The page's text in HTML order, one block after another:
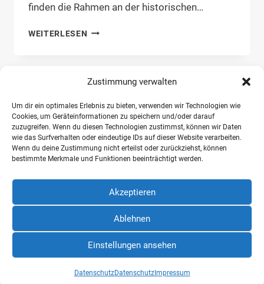
Zustimmung verwalten
Um dir ein optimales Erlebnis zu bieten, verwenden wir Technologien wie
Cookies, um Geräteinformationen zu speichern und/oder darauf
zuzugreifen. Wenn du diesen Technologien zustimmst, können wir Daten
wie das Surfverhalten oder eindeutige IDs auf dieser Website verarbeiten.
Wenn du deine Zustimmung nicht erteilst oder zurückziehst, können
bestimmte Merkmale und Funktionen beeinträchtigt werden.
Akzeptieren
Ablehnen
Einstellungen ansehen
DatenschutzDatenschutzImpressum
finden die Rahmen an der historischen…
WEITERLESEN FÖJ-
Seitennavigation
Seite
Ev.-Luth. Nordfriesisches Friedhofswerk
Husumer Str. 39 c-d
Impressum Datenschutz Barrierefreiheitserklärung